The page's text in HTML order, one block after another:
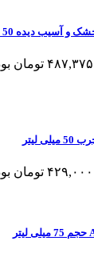
دیده 50 میلی لیتر